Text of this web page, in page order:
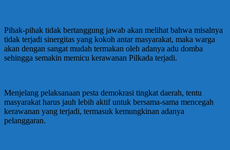
Pihak-pihak tidak bertanggung jawab akan melihat bahwa misalnya
tidak terjadi sinergitas yang kokoh antar masyarakat, maka warga
akan dengan sangat mudah termakan oleh adanya adu domba
sehingga semakin memicu kerawanan Pilkada terjadi.
Menjelang pelaksanaan pesta demokrasi tingkat daerah, tentu
masyarakat harus jauh lebih aktif untuk bersama-sama mencegah
kerawanan yang terjadi, termasuk kemungkinan adanya
pelanggaran.